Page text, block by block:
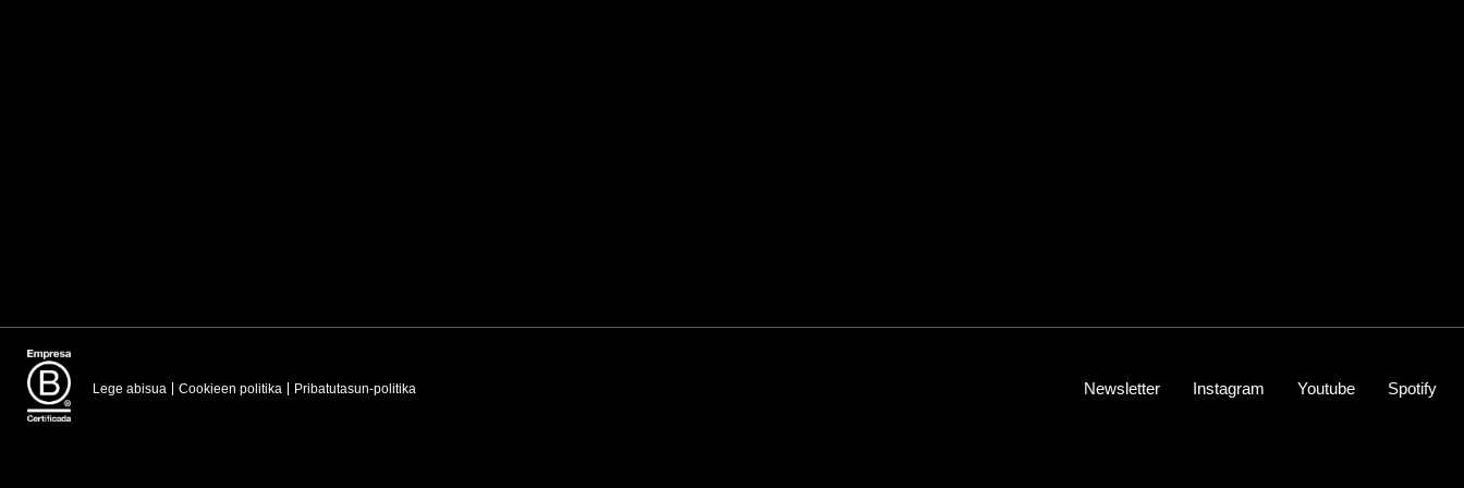
Lege abisua Cookieen politika Pribatutasun-politika Newsletter Instagram Youtube Spotify